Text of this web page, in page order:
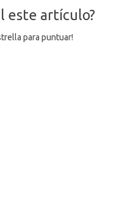
este artículo?
para puntuar!